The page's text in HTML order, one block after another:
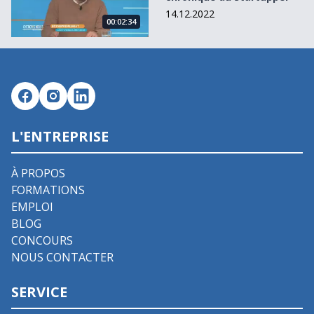
00:02:34
14.12.2022
L'ENTREPRISE
À PROPOS
FORMATIONS
EMPLOI
BLOG
CONCOURS
NOUS CONTACTER
SERVICE